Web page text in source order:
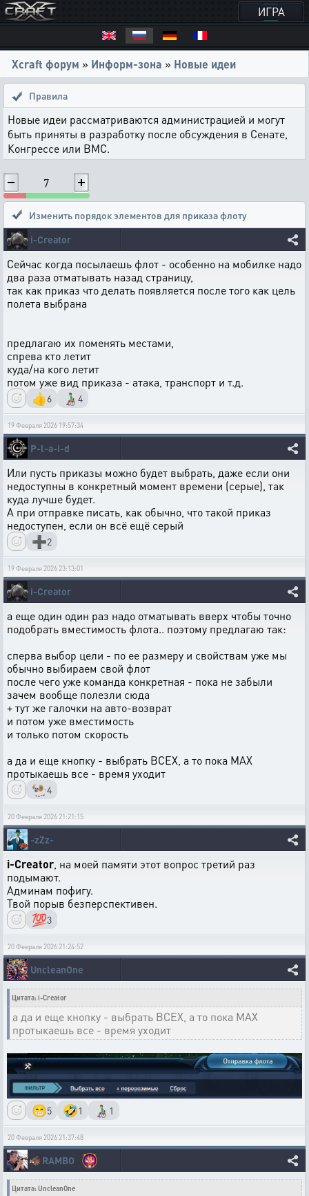
ИГРА
Xcraft форум » Информ-зона » Новые идеи
Правила
Новые идеи рассматриваются администрацией и могут
быть приняты в разработку после обсуждения в Сенате,
Конгрессе или ВМС.
7
Изменить порядок элементов для приказа флоту
i-Creator
Сейчас когда посылаешь флот - особенно на мобилке надо
два раза отматывать назад страницу,
так как приказ что делать появляется после того как цель
полета выбрана
предлагаю их поменять местами,
спрева кто летит
куда/на кого летит
потом уже вид приказа - атака, транспорт и т.д.
👍6 👨‍🦽 4
19 Февраля 2026 19:57:34
P-l-a-i-d
Или пусть приказы можно будет выбрать, даже если они
недоступны в конкретный момент времени (серые), так
куда лучше будет.
А при отправке писать, как обычно, что такой приказ
недоступен, если он всё ещё серый
➕2
19 Февраля 2026 23:13:01
i-Creator
а еще один один раз надо отматывать вверх чтобы точно
подобрать вместимость флота.. поэтому предлагаю так:
сперва выбор цели - по ее размеру и свойствам уже мы
обычно выбираем свой флот
после чего уже команда конкретная - пока не забыли
зачем вообще полезли сюда
+ тут же галочки на авто-возврат
и потом уже вместимость
и только потом скорость
а да и еще кнопку - выбрать ВСЕХ, а то пока MAX
протыкаешь все - время уходит
🐏4
20 Февраля 2026 21:21:15
-zZz-
i-Creator , на моей памяти этот вопрос третий раз
подымают.
Админам пофигу.
Твой порыв безперспективен.
💯3
20 Февраля 2026 21:24:52
UncleanOne
Цитата: i-Creator
а да и еще кнопку - выбрать ВСЕХ, а то пока MAX
протыкаешь все - время уходит
😁5 🤣1 👨‍🦽 1
20 Февраля 2026 21:37:48
🐗 RAMBO
Цитата: UncleanOne